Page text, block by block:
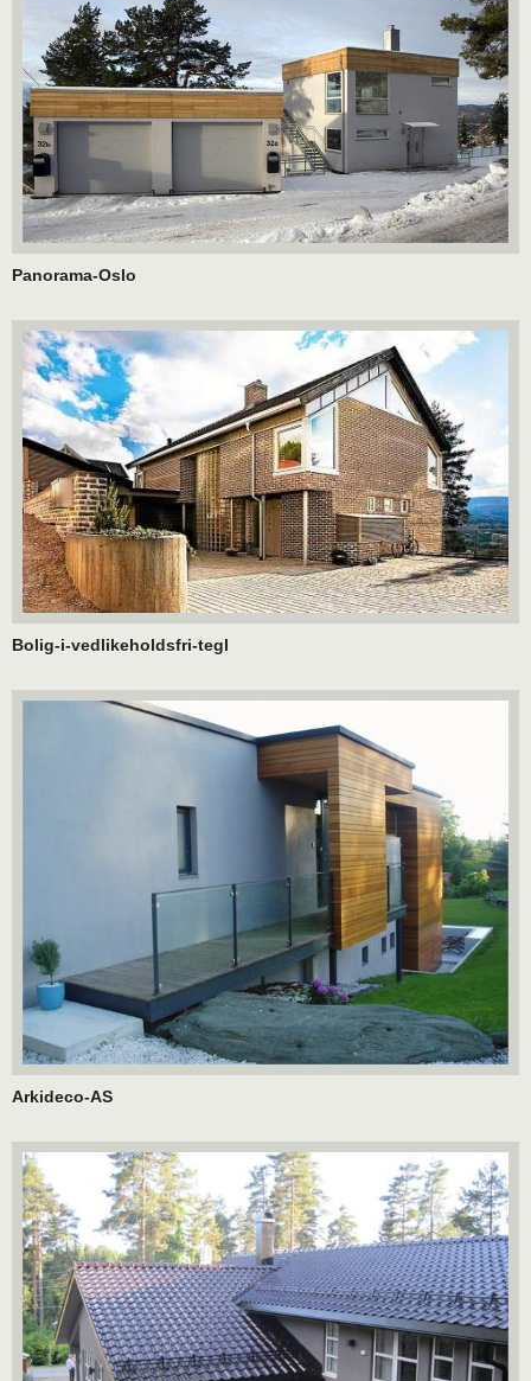
Panorama-Oslo
Bolig-i-vedlikeholdsfri-tegl
Arkideco-AS